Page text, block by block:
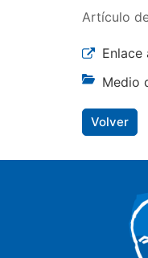
Artículo
Enlace
Medio
Volver